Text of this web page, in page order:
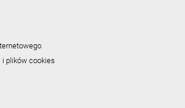
plików cookies